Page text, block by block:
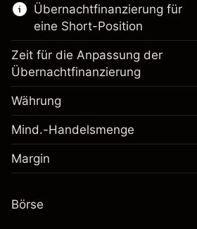
Margin. Ihre Investition
Anpassung der
Übernachtfinanzierung
fremdfinanzierten
~$5,000.00
Übernachtfinanzierung für
eine Short-Position
Margin. Ihre Investition
Anpassung der
Zeit für die Anpassung der
Übernachtfinanzierung
Währung
Mind.-Handelsmenge
Margin
Börse